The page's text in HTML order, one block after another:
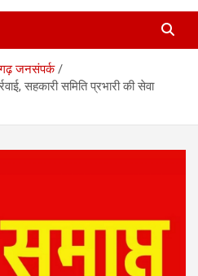
जनसंपर्क
सहकारी समिति प्रभारी की सेवा